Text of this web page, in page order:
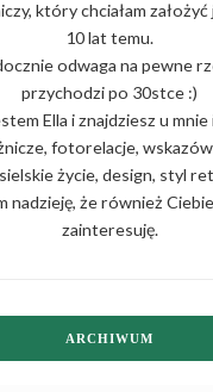
który chciałam założyć
10 lat temu.
odwaga na pewne
przychodzi po 30stce :)
Ella i znajdziesz u
fotorelacje,
życie, design, styl
nadzieję, że również
zainteresuję.
ARCHIWUM